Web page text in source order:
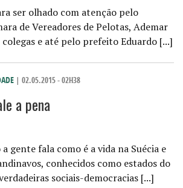
ser olhado com atenção pelo
de Vereadores de Pelotas, Ademar
colegas e até pelo prefeito Eduardo [...]
| 02.05.2015 - 02H38
a pena
gente fala como é a vida na Suécia e
conhecidos como estados do
sociais-democracias [...]